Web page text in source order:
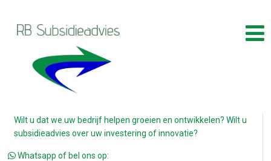
Wilt u dat we uw bedrijf helpen groeien en ontwikkelen? Wilt u
subsidieadvies over uw investering of innovatie?
Whatsapp of bel ons op: